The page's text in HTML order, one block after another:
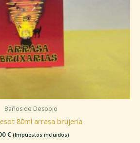
Baños de Despojo
80ml arrasa brujeria
€ (Impuestos incluidos)